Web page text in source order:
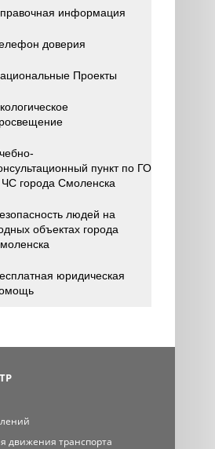
информация
доверия
Проекты
пункт по ГО
ЧС города Смоленска
людей на
объектах города
юридическая
движения транспорта